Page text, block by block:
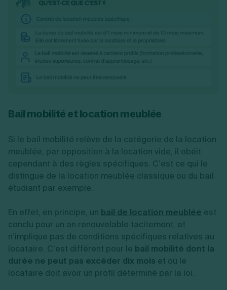
Bail mobilité et location meublée
Si le bail mobilité relève de la catégorie de la location
meublée, par opposition à la location vide, il obéit
cependant à des règles spécifiques. C’est ce qui le
distingue de la location meublée classique ou du bail
étudiant par exemple.
En effet, en principe, un bail de location meublée est
conclu pour un an renouvelable tacitement, et
n’implique pas de conditions spécifiques relatives au
locataire. C’est différent pour le bail mobilité dont la
durée ne peut pas excéder dix mois et où le
locataire doit avoir un profil déterminé par la loi.